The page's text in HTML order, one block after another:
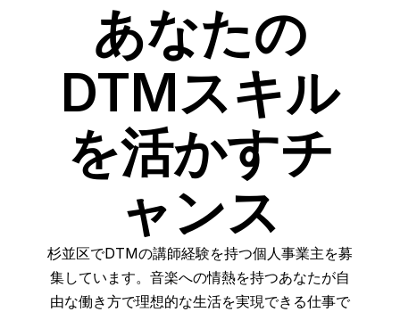
あなたの
DTMスキル
を活かすチ
ャンス
杉並区でDTMの講師経験を持つ個人事業主を募
集しています。音楽への情熱を持つあなたが自
由な働き方で理想的な生活を実現できる仕事で